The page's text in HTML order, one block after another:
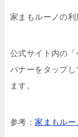
家まもルーノの利
公式サイト内の
バナーをタップ
ます。
参考：家まもルー